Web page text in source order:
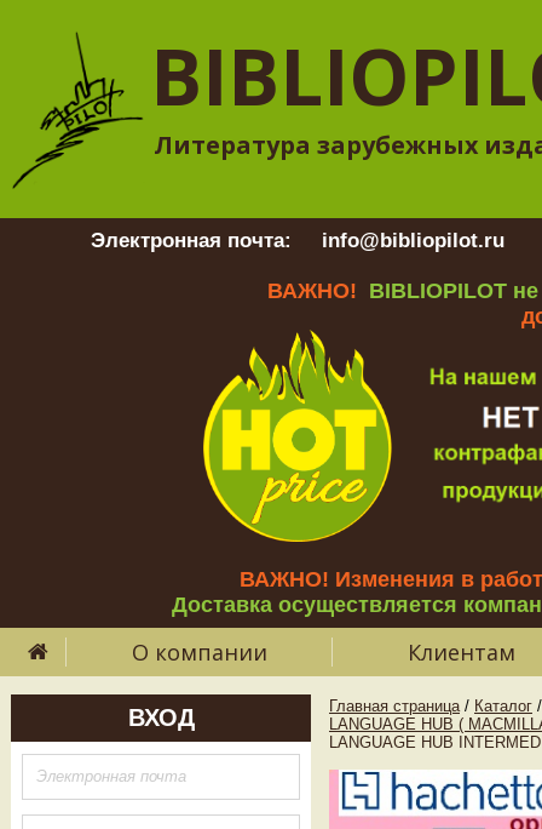
Литература зарубежных
Электронная почта: info@bibliopilot.ru
ВАЖНО! BIBLIOPILOT
ВАЖНО! Изменения в
Доставка осуществляется
О компании Клиентам
ВХОД Главная страница / Каталог /
LANGUAGE HUB (
LANGUAGE HUB